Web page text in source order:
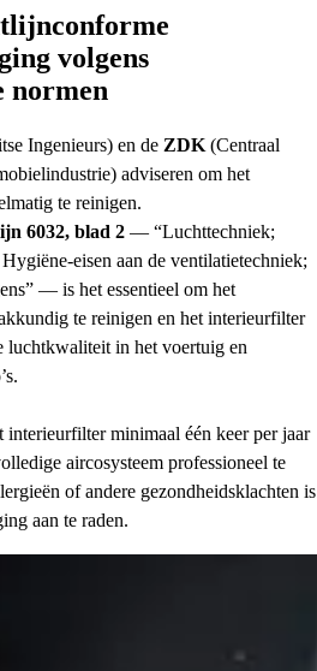
volgens
normen
Ingenieurs) en de ZDK (Centraal
adviseren om het
te reinigen.
6032, blad 2 — “Luchttechniek;
eisen aan de ventilatietechniek;
— is het essentieel om het
te reinigen en het interieurfilter
luchtkwaliteit in het voertuig en
minimaal één keer per jaar
aircosysteem professioneel te
of andere gezondheidsklachten is
aan te raden.